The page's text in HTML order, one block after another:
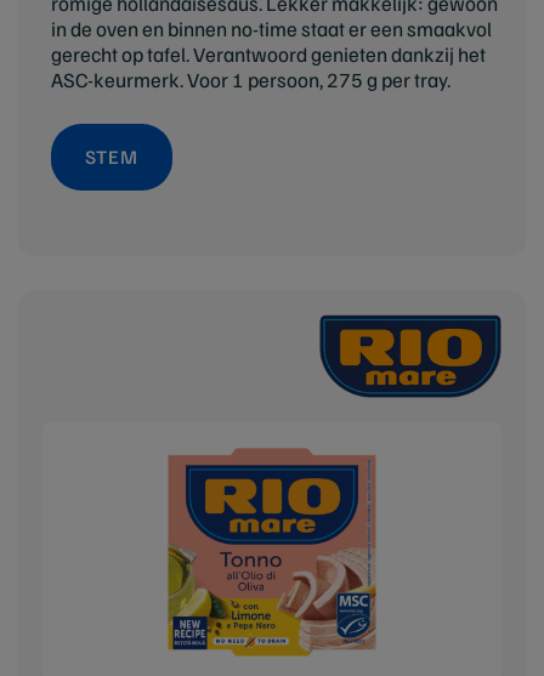
in de oven en binnen no-time staat er een smaakvol
gerecht op tafel. Verantwoord genieten dankzij het
ASC-keurmerk. Voor 1 persoon, 275 g per tray.
STEM